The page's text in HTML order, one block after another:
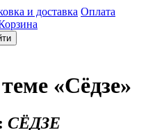
и доставка Оплата
«Сёдзе»
СЁДЗЕ